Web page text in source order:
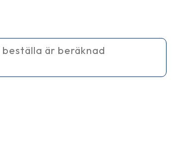
är beräknad